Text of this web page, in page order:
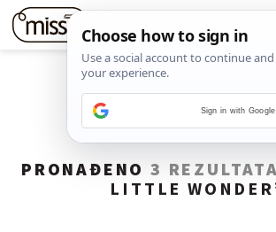
PRONAĐENO 3 REZULTATA
LITTLE WONDER
Sign in with Google